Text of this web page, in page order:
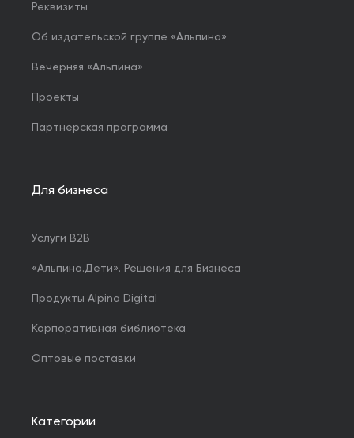
Реквизиты
Об издательской группе «Альпина»
Вечерняя «Альпина»
Проекты
Партнерская программа
Для бизнеса
Услуги B2B
«Альпина.Дети». Решения для Бизнеса
Продукты Alpina Digital
Корпоративная библиотека
Оптовые поставки
Категории